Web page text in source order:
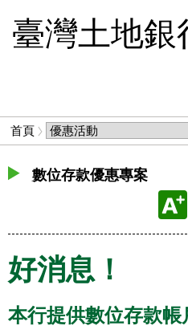
臺灣土地銀
首頁
麵
包
屑
數位存款優惠專案
好消息！
本行提供數位存款帳